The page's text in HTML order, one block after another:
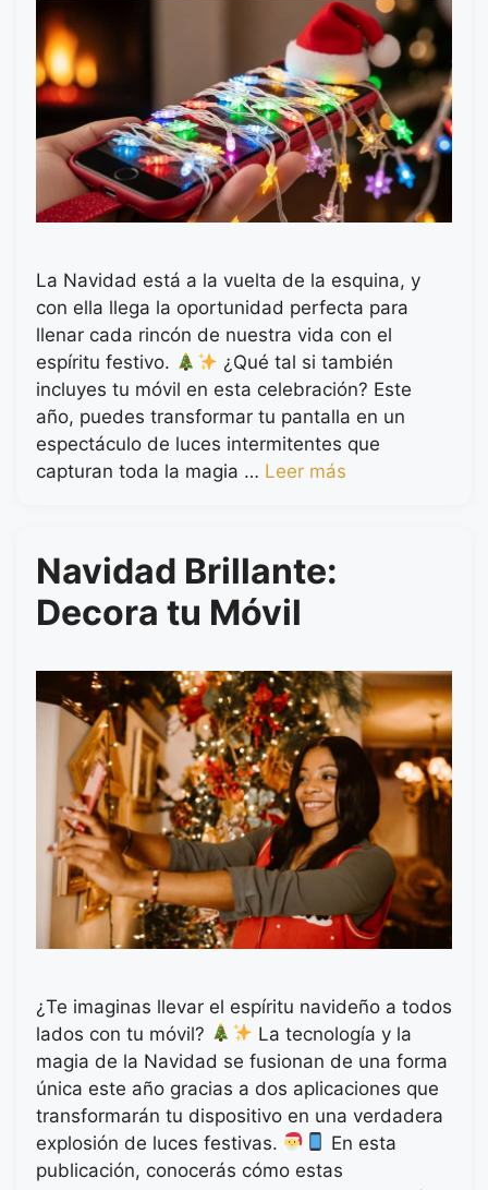
La Navidad está a la vuelta de la esquina, y
con ella llega la oportunidad perfecta para
llenar cada rincón de nuestra vida con el
espíritu festivo.
¿Qué tal si también
incluyes tu móvil en esta celebración? Este
año, puedes transformar tu pantalla en un
espectáculo de luces intermitentes que
capturan toda la magia … Leer más
Navidad Brillante:
Decora tu Móvil
¿Te imaginas llevar el espíritu navideño a todos
lados con tu móvil?
La tecnología y la
magia de la Navidad se fusionan de una forma
única este año gracias a dos aplicaciones que
transformarán tu dispositivo en una verdadera
explosión de luces festivas.
En esta
publicación, conocerás cómo estas